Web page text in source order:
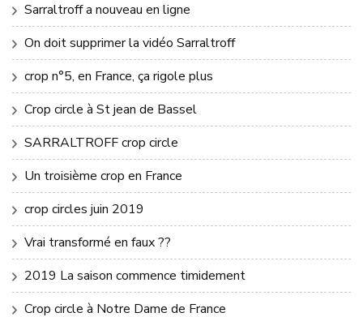
Sarraltroff a nouveau en ligne
On doit supprimer la vidéo Sarraltroff
crop n°5, en France, ça rigole plus
Crop circle à St jean de Bassel
SARRALTROFF crop circle
Un troisième crop en France
crop circles juin 2019
Vrai transformé en faux ??
2019 La saison commence timidement
Crop circle à Notre Dame de France